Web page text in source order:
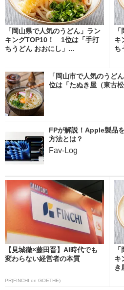
「岡山県で人気のうどん」ラン
キングTOP10！ 1位は「手打
ちうどん おおにし」...
キ
ち
「岡山市で人気のう
位は「たぬき屋（東古
FPが解説！Apple製品
方法とは？
Fav-Log
【見城徹×藤田晋】AI時代でも
変わらない経営者の本質
PR(FINCHI on GOETHE)
キ
き